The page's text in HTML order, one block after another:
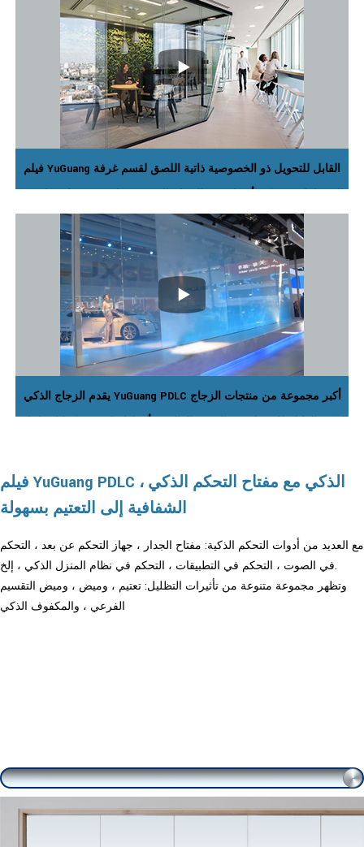
فيلم YuGuang القابل للتحويل ذو الخصوصية ذاتية اللصق لقسم غرفة
السهل تطبيقه على الزجاج الجديد والحالي (لا يلزم وجود معدات تركيب
يقدم الزجاج الذكي YuGuang PDLC أكبر مجموعة من منتجات الزجاج
التجزئة وشركات تجهيز المكاتب ومعالجات الزجاج وشركات التقسيمفيلم YuGuang PDLC الذكي مع مفتاح التحكم الذكي ،
الشفافية إلى التعتيم بسهولة
مع العديد من أدوات التحكم الذكية: مفتاح الجدار ، جهاز التحكم عن بعد ، التحكم
في الصوت ، التحكم في التطبيقات ، التحكم في نظام المنزل الذكي ، إلخ.
وتظهر مجموعة متنوعة من تأثيرات التظليل: تعتيم ، وميض ، وميض التقسيم
الفرعي ، والمكفوف الذكي